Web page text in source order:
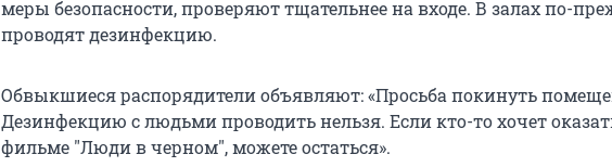
меры безопасности, проверяют тщательнее на входе. В залах по-
проводят дезинфекцию.
Обвыкшиеся распорядители объявляют: «Просьба покинуть
Дезинфекцию с людьми проводить нельзя. Если кто-то хочет
фильме "Люди в черном", можете остаться».